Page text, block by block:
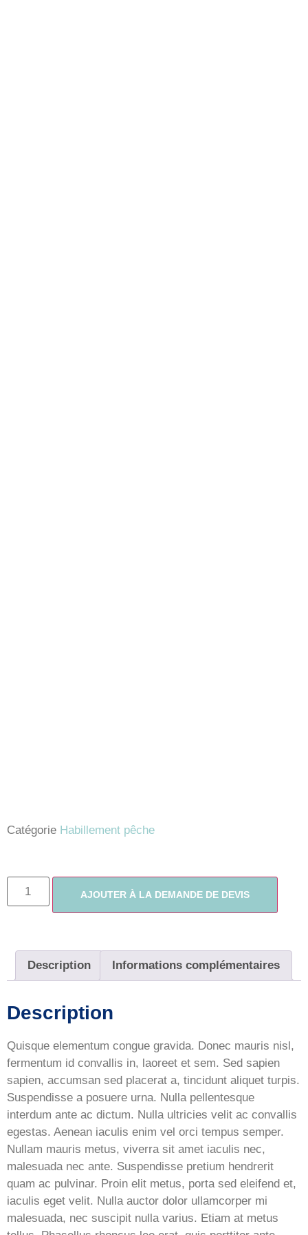
Catégorie Habillement pêche
AJOUTER À LA DEMANDE DE DEVIS
Description Informations complémentaires
Description
Quisque elementum congue gravida. Donec mauris nisl,
fermentum id convallis in, laoreet et sem. Sed sapien
sapien, accumsan sed placerat a, tincidunt aliquet turpis.
Suspendisse a posuere urna. Nulla pellentesque
interdum ante ac dictum. Nulla ultricies velit ac convallis
egestas. Aenean iaculis enim vel orci tempus semper.
Nullam mauris metus, viverra sit amet iaculis nec,
malesuada nec ante. Suspendisse pretium hendrerit
quam ac pulvinar. Proin elit metus, porta sed eleifend et,
iaculis eget velit. Nulla auctor dolor ullamcorper mi
malesuada, nec suscipit nulla varius. Etiam at metus